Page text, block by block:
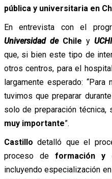
pública y universitaria en
En entrevista con el
Universidad deChile y
que, si bien este tipo de
otros centros, para el
largamente esperado:
tuvimos que preparar
solo de preparación técnica,
muy importante”.
Castillo detalló que el
proceso de formación y
incluyendo especialización